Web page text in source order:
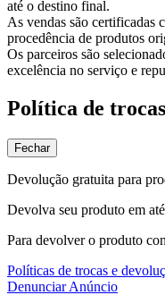
até o destino final.
As vendas são certificadas
procedência de produtos
Os parceiros são
excelência no serviço e
Política de
Fechar
Devolução gratuita para
Devolva seu produto em
Para devolver o produto
Políticas de trocas e
Denunciar Anúncio